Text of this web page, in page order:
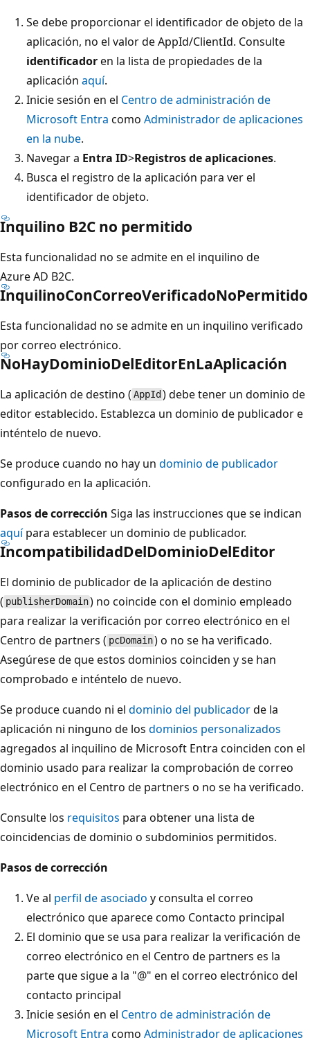
Se debe proporcionar el identificador de objeto de la
aplicación, no el valor de AppId/ClientId. Consulte
identificadoren la lista de propiedades de la
aplicación aquí.
Inicie sesión en el Centro de administración de
Microsoft Entra como Administrador de aplicaciones
en la nube.
Navegar a Entra ID>Registros de aplicaciones.
Busca el registro de la aplicación para ver el
identificador de objeto.
Inquilino B2C no permitido
Esta funcionalidad no se admite en el inquilino de
Azure AD B2C.
InquilinoConCorreoVerificadoNoPermitido
Esta funcionalidad no se admite en un inquilino verificado
por correo electrónico.
NoHayDominioDelEditorEnLaAplicación
La aplicación de destino ( AppId ) debe tener un dominio de
editor establecido. Establezca un dominio de publicador e
inténtelo de nuevo.
Se produce cuando no hay un dominio de publicador
configurado en la aplicación.
Pasos de corrección Siga las instrucciones que se indican
aquípara establecer un dominio de publicador.
IncompatibilidadDelDominioDelEditor
El dominio de publicador de la aplicación de destino
( publisherDomain) no coincide con el dominio empleado
para realizar la verificación por correo electrónico en el
Centro de partners ( pcDomain) o no se ha verificado.
Asegúrese de que estos dominios coinciden y se han
comprobado e inténtelo de nuevo.
Se produce cuando ni el dominio del publicadorde la
aplicación ni ninguno de los dominios personalizados
agregados al inquilino de Microsoft Entra coinciden con el
dominio usado para realizar la comprobación de correo
electrónico en el Centro de partners o no se ha verificado.
Consulte los requisitos para obtener una lista de
coincidencias de dominio o subdominios permitidos.
Pasos de corrección
Ve al perfil de asociado y consulta el correo
electrónico que aparece como Contacto principal
El dominio que se usa para realizar la verificación de
correo electrónico en el Centro de partners es la
parte que sigue a la "@" en el correo electrónico del
contacto principal
Inicie sesión en el Centro de administración de
Microsoft Entra como Administrador de aplicaciones